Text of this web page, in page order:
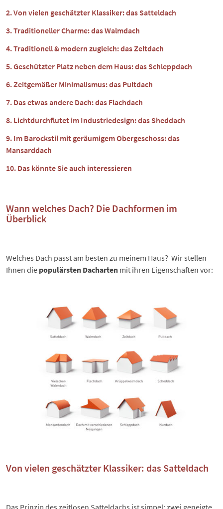
Von vielen geschätzter Klassiker: das Satteldach
Traditioneller Charme: das Walmdach
Traditionell & modern zugleich: das Zeltdach
Geschützter Platz neben dem Haus: das Schleppdach
Zeitgemäßer Minimalismus: das Pultdach
Das etwas andere Dach: das Flachdach
Lichtdurchflutet im Industriedesign: das Sheddach
Im Barockstil mit geräumigem Obergeschoss: das
Mansarddach
Das könnte Sie auch interessieren
Wann welches Dach? Die Dachformen im
Überblick
Welches Dach passt am besten zu meinem Haus? Wir stellen
Ihnen die populärsten Dacharten mit ihren Eigenschaften vor:
Von vielen geschätzter Klassiker: das Satteldach
Das Prinzip des zeitlosen Satteldachs ist simpel: zwei geneigte